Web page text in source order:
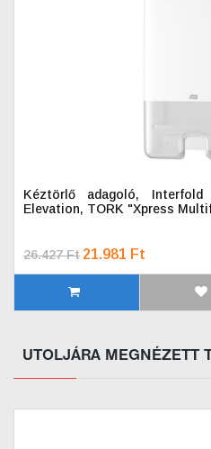
Kéztörlő adagoló,
Elevation, TORK "Xpress
26.427 Ft 21.981 Ft
UTOLJÁRA MEGNÉZETT